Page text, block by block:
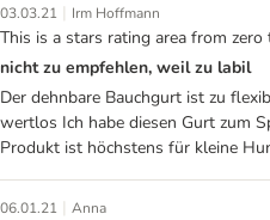
03.03.21 | Irm Hoffmann
This is a stars rating area from zero
nicht zu empfehlen, weil zu labil
Der dehnbare Bauchgurt ist zu
wertlos Ich habe diesen Gurt zum
Produkt ist höchstens für kleine
06.01.21 | Anna